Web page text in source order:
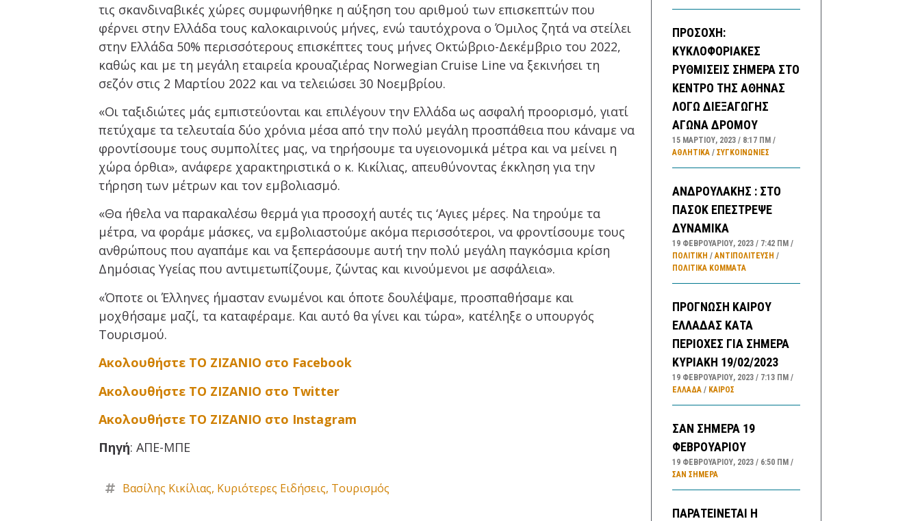
τις σκανδιναβικές χώρες συμφωνήθηκε η αύξηση του αριθμού των επισκεπτών που
φέρνει στην Ελλάδα τους καλοκαιρινούς μήνες, ενώ ταυτόχρονα ο Όμιλος ζητά να στείλει
στην Ελλάδα 50% περισσότερους επισκέπτες τους μήνες Οκτώβριο-Δεκέμβριο του 2022,
καθώς και με τη μεγάλη εταιρεία κρουαζιέρας Norwegian Cruise Line να ξεκινήσει τη
σεζόν στις 2 Μαρτίου 2022 και να τελειώσει 30 Νοεμβρίου.
«Οι ταξιδιώτες μάς εμπιστεύονται και επιλέγουν την Ελλάδα ως ασφαλή προορισμό, γιατί
πετύχαμε τα τελευταία δύο χρόνια μέσα από την πολύ μεγάλη προσπάθεια που κάναμε να
φροντίσουμε τους συμπολίτες μας, να τηρήσουμε τα υγειονομικά μέτρα και να μείνει η
χώρα όρθια», ανάφερε χαρακτηριστικά ο κ. Κικίλιας, απευθύνοντας έκκληση για την
τήρηση των μέτρων και τον εμβολιασμό.
«Θα ήθελα να παρακαλέσω θερμά για προσοχή αυτές τις ‘Αγιες μέρες. Να τηρούμε τα
μέτρα, να φοράμε μάσκες, να εμβολιαστούμε ακόμα περισσότεροι, να φροντίσουμε τους
ανθρώπους που αγαπάμε και να ξεπεράσουμε αυτή την πολύ μεγάλη παγκόσμια κρίση
Δημόσιας Υγείας που αντιμετωπίζουμε, ζώντας και κινούμενοι με ασφάλεια».
«Όποτε οι Έλληνες ήμασταν ενωμένοι και όποτε δουλέψαμε, προσπαθήσαμε και
μοχθήσαμε μαζί, τα καταφέραμε. Και αυτό θα γίνει και τώρα», κατέληξε ο υπουργός
Τουρισμού.
Ακολουθήστε ΤΟ ΖΙΖΑΝΙΟ στο Facebook
Ακολουθήστε ΤΟ ΖΙΖΑΝΙΟ στο Twitter
Ακολουθήστε ΤΟ ΖΙΖΑΝΙΟ στο Instagram
Πηγή: ΑΠΕ-ΜΠΕ
Βασίλης Κικίλιας, Κυριότερες Ειδήσεις, Τουρισμός
ΠΡΟΣΟΧΗ:
ΚΥΚΛΟΦΟΡΙΑΚΕΣ
ΡΥΘΜΙΣΕΙΣ ΣΗΜΕΡΑ ΣΤΟ
ΚΕΝΤΡΟ ΤΗΣ ΑΘΗΝΑΣ
ΛΟΓΩ ΔΙΕΞΑΓΩΓΗΣ
ΑΓΩΝΑ ΔΡΟΜΟΥ
15 ΜΑΡΤΊΟΥ, 2023 8:17 ΠΜ
ΑΘΛΗΤΙΚΑ/ ΣΥΓΚΟΙΝΩΝΊΕΣ
ΑΝΔΡΟΥΛΑΚΗΣ : ΣΤΟ
ΠΑΣΟΚ ΕΠΕΣΤΡΕΨΕ
ΔΥΝΑΜΙΚΑ
19 ΦΕΒΡΟΥΑΡΊΟΥ, 2023 7:42 ΠΜ
ΠΟΛΙΤΙΚΗ /ΑΝΤΙΠΟΛΊΤΕΥΣΗ /
ΠΟΛΙΤΙΚΆ ΚΌΜΜΑΤΑ
ΠΡΟΓΝΩΣΗ ΚΑΙΡΟΥ
ΕΛΛΑΔΑΣ ΚΑΤΑ
ΠΕΡΙΟΧΕΣ ΓΙΑ ΣΗΜΕΡΑ
ΚΥΡΙΑΚΗ 19/02/2023
19 ΦΕΒΡΟΥΑΡΊΟΥ, 2023 7:13 ΠΜ
ΕΛΛΑΔA/ ΚΑΙΡΌΣ
ΣΑΝ ΣΗΜΕΡΑ 19
ΦΕΒΡΟΥΑΡΙΟΥ
19 ΦΕΒΡΟΥΑΡΊΟΥ, 2023 6:50 ΠΜ
ΣΑΝ ΣΉΜΕΡΑ
ΠΑΡΑΤΕΙΝΕΤΑΙ Η